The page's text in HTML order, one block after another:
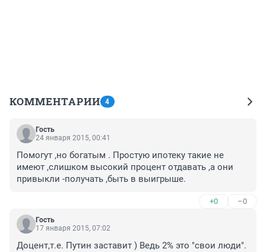
КОММЕНТАРИИ 4
Гость
24 января 2015, 00:41
Помогут ,но богатым . Простую ипотеку такие не
имеют ,слишком высокий процент отдавать ,а они
привыкли -получать ,быть в выигрыше.
+0 –0
Гость
17 января 2015, 07:02
Доцент,т.е. Путин заставит ) Ведь 2% это "свои люди".